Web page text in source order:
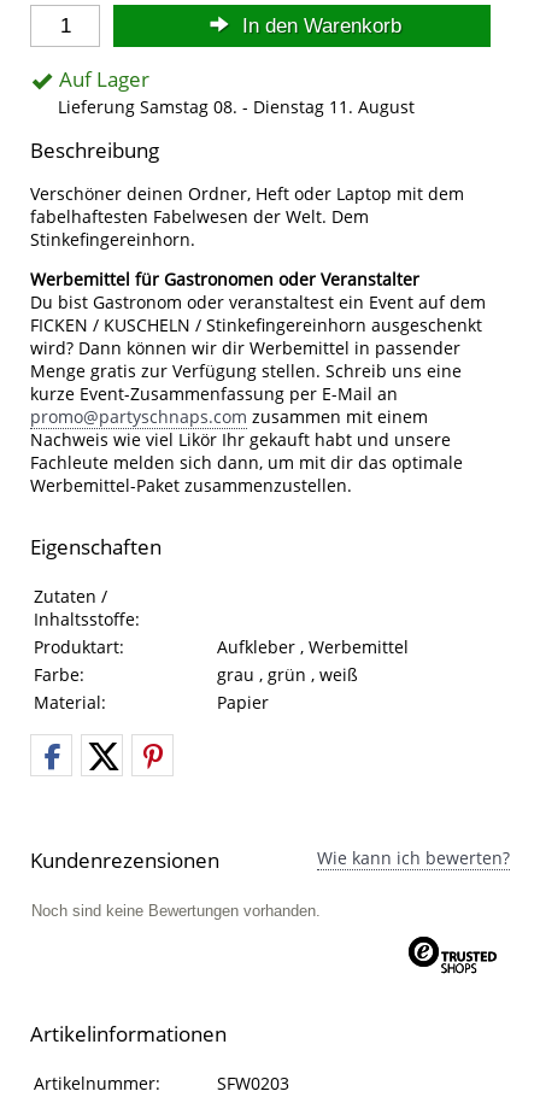
In den Warenkorb
Auf Lager
Lieferung Samstag 08. - Dienstag 11. August
Beschreibung
Verschöner deinen Ordner, Heft oder Laptop mit dem
fabelhaftesten Fabelwesen der Welt. Dem
Stinkefingereinhorn.
Werbemittel für Gastronomen oder Veranstalter
Du bist Gastronom oder veranstaltest ein Event auf dem
FICKEN / KUSCHELN / Stinkefingereinhorn ausgeschenkt
wird? Dann können wir dir Werbemittel in passender
Menge gratis zur Verfügung stellen. Schreib uns eine
kurze Event-Zusammenfassung per E-Mail an
promo@partyschnaps.com zusammen mit einem
Nachweis wie viel Likör Ihr gekauft habt und unsere
Fachleute melden sich dann, um mit dir das optimale
Werbemittel-Paket zusammenzustellen.
Eigenschaften
Eigenschaften des Produkts
Eigenschaft
Zutaten /
Inhaltsstoffe:
Produktart:
Aufkleber , Werbemittel
Farbe:
grau , grün , weiß
Material:
Papier
Kundenrezensionen Wie kann ich bewerten?
Noch sind keine Bewertungen vorhanden.
Artikelinformationen
Artikelinformationen
Eigenschaft Wert
Artikelnummer:
SFW0203